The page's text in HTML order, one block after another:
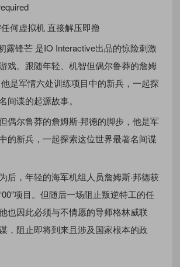
何虚拟机 直接解压即撸
露锋芒 是IO Interactive出品的惊险刺激
戏。跟随年轻、机智但偶尔鲁莽的詹姆
是军情六处训练项目中的新兵，一起探
间谍的起源故事。
偶尔鲁莽的詹姆斯·邦德的脚步，他是军
的新兵，一起探索这位世界最著名间谍
后，年轻的海军机组人员詹姆斯·邦德获
项目。但随后一场阻止叛逆特工的任
也因此必须与不情愿的导师格林威联
，阻止即将到来且涉及国家根本的政